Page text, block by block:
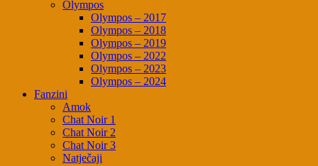
Olympos
Olympos – 2017
Olympos – 2018
Olympos – 2019
Olympos – 2022
Olympos – 2023
Olympos – 2024
Fanzini
Amok
Chat Noir 1
Chat Noir 2
Chat Noir 3
Natječaji